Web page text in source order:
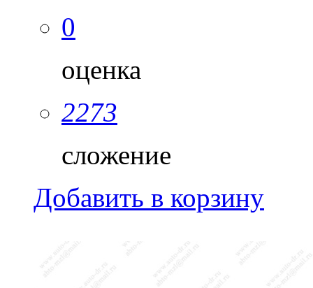
0
оценка
2273
сложение
Добавить в корзину